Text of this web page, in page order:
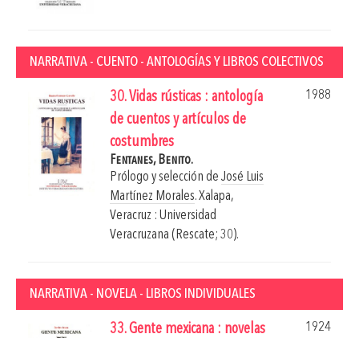
NARRATIVA - CUENTO - ANTOLOGÍAS Y LIBROS COLECTIVOS
30. Vidas rústicas : antología
de cuentos y artículos de
costumbres
1988
Fentanes, Benito.
Prólogo y selección de José Luis
Martínez Morales.Xalapa,
Veracruz : Universidad
Veracruzana (Rescate; 30).
NARRATIVA - NOVELA - LIBROS INDIVIDUALES
33. Gente mexicana : novelas
1924